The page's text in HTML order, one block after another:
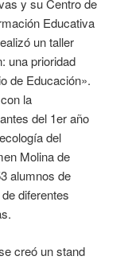
y su Centro de
Educativa
un taller
una prioridad
de Educación».
la
del 1er año
del
Molina de
alumnos de
diferentes
creó un stand